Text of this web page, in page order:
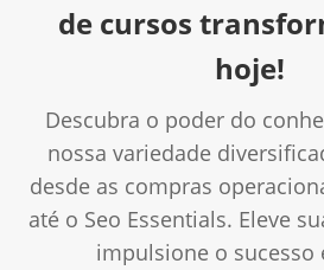
de cursos
hoje!
Descubra o poder do
nossa variedade
desde as compras
até o Seo Essentials. Eleve
impulsione o sucesso